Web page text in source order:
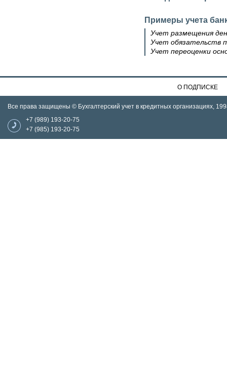
Примеры учета
Учет размещения
Учет обязательств
Учет переоценки
О ПОДПИСКЕ
Все права защищены © Бухгалтерский учет в кредитных организациях,
+7 (989) 193-20-75
+7 (985) 193-20-75